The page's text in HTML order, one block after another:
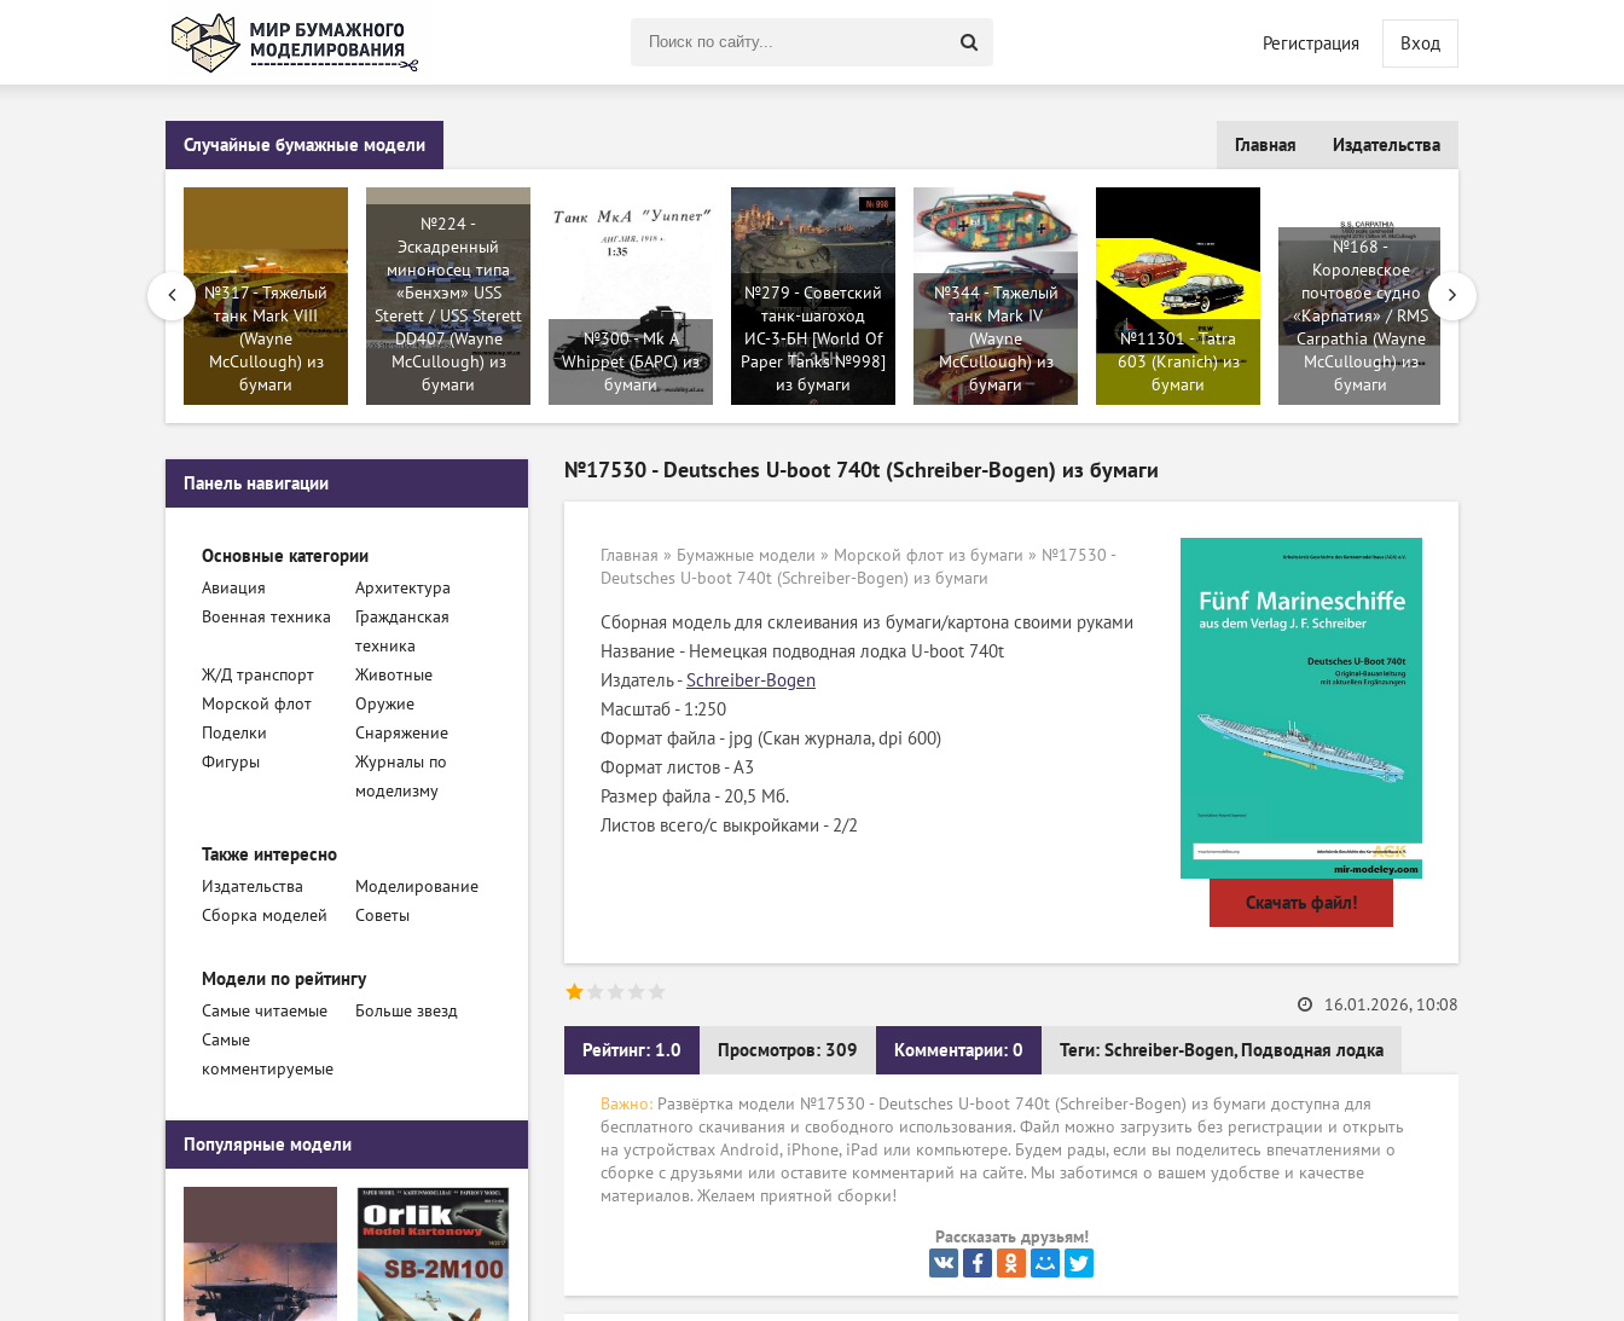
Регистрация Вход
Случайные бумажные модели Издательства
Главная
№317 - Тяжелый
танк Mark VIII
(Wayne
McCullough) из
бумаги
№224 -
Эскадренный
миноносец типа
«Бенхэм» USS
Sterett / USS Sterett
DD407 (Wayne
McCullough) из
бумаги
№300 - Mk A
Whippet (БАРС) из
бумаги
№279 - Советский
танк-шагоход
ИС-3-БН [World Of
Paper Tanks №998]
из бумаги
№344 - Тяжелый
танк Mark IV
(Wayne
McCullough) из
бумаги
№11301 - Tatra
603 (Kranich) из
бумаги
№168 -
Королевское
почтовое судно
«Карпатия» / RMS
Carpathia (Wayne
McCullough) из
бумаги
№17530 - Deutsches U-boot 740t (Schreiber-Bogen) из бумаги
Главная » Бумажные модели » Морской флот из бумаги » №17530 -
Deutsches U-boot 740t (Schreiber-Bogen) из бумаги
Сборная модель для склеивания из бумаги/картона своими руками
Название - Немецкая подводная лодка U-boot 740t
Издатель -Schreiber-Bogen
Масштаб - 1:250
Формат файла - jpg (Скан журнала, dpi 600)
Формат листов - A3
Размер файла - 20,5 Мб.
Листов всего/с выкройками - 2/2
Скачать файл!
Рейтинг: 1.0 Просмотров: 309 Комментарии: 0 Теги: Schreiber-Bogen, Подводная лодка
16.01.2026, 10:08
Важно: Развёртка модели №17530 - Deutsches U-boot 740t (Schreiber-Bogen) из бумаги доступна для
бесплатного скачивания и свободного использования. Файл можно загрузить без регистрации и открыть
на устройствах Android, iPhone, iPad или компьютере. Будем рады, если вы поделитесь впечатлениями о
сборке с друзьями или оставите комментарий на сайте. Мы заботимся о вашем удобстве и качестве
материалов. Желаем приятной сборки!
Рассказать друзьям!
Панель навигации
Основные категории
Авиация
Архитектура
Военная техника
Гражданская
техника
Ж/Д транспорт
Животные
Морской флот
Оружие
Поделки
Снаряжение
Фигуры
Журналы по
моделизму
Также интересно
Издательства
Моделирование
Сборка моделей
Советы
Модели по рейтингу
Самые читаемые
Больше звезд
Самые
комментируемые
Популярные модели